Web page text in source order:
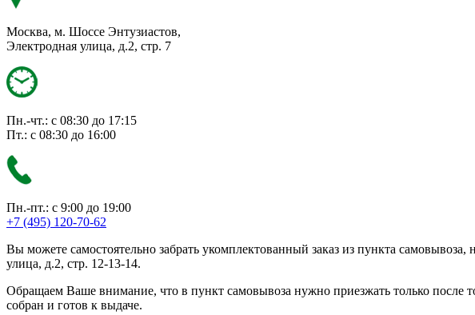
Москва, м. Шоссе Энтузиастов,
Электродная улица, д.2, стр. 7
Пн.-чт.: с 08:30 до 17:15
Пт.: с 08:30 до 16:00
Пн.-пт.: с 9:00 до 19:00
+7 (495) 120-70-62
Вы можете самостоятельно забрать укомплектованный заказ из пункта
улица, д.2, стр. 12-13-14.
Обращаем Ваше внимание, что в пункт самовывоза нужно приезжать только после
собран и готов к выдаче.